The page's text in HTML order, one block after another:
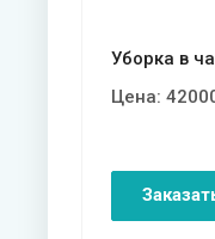
Уборка в
Цена: